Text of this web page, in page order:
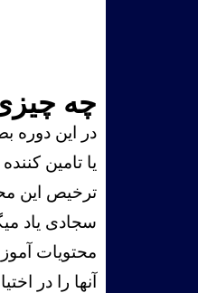
چه
ترخیص این
سجادی یاد
محتویات
آنها را در